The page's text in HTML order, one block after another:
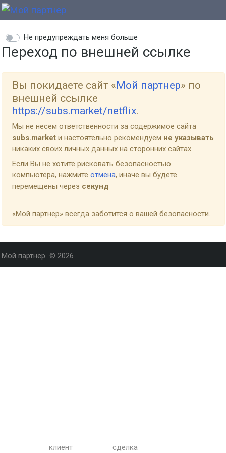
Переход по внешней ссылке
Не предупреждать меня больше
Вы покидаете сайт «Мой партнер» по
внешней ссылке
https://subs.market/netflix.
Мы не несем ответственности за содержимое сайта
subs.marketи настоятельно рекомендуем не указывать
никаких своих личных данных на сторонних сайтах.
Если Вы не хотите рисковать безопасностью
компьютера, нажмите отмена, иначе вы будете
перемещены через секунд
«Мой партнер» всегда заботится о вашей безопасности.
Мой партнер © 2026
клиент сделка